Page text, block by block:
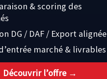
& scoring des
DG / DAF / Export alignée
marché & livrables
Découvrir l’offre →